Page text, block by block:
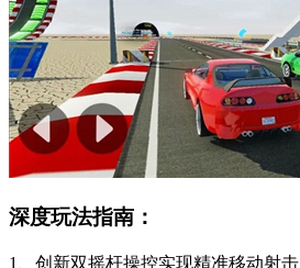
深度玩法指南：
1、创新双摇杆操控实现精准移动射击